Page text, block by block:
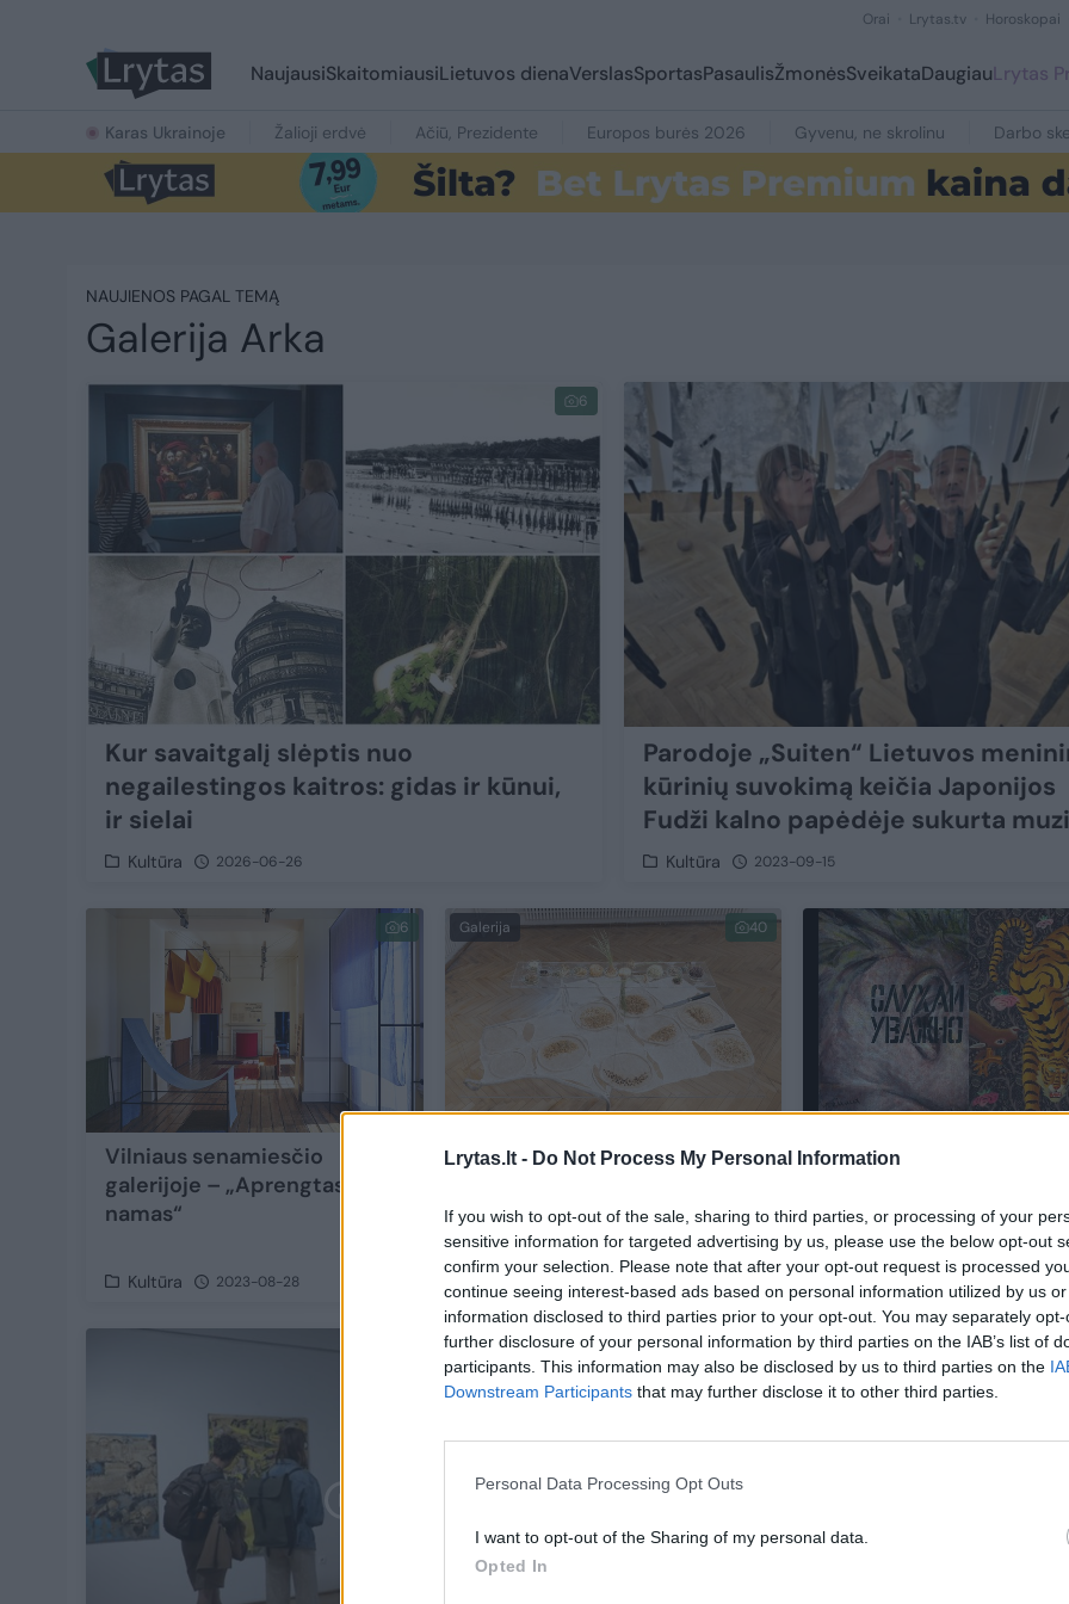
Lrytas.lt - Do Not Process My Personal Information
If you wish to opt-out of the sale, sharing to third parties, or processing of your
sensitive information for targeted advertising by us, please use the below opt-out
confirm your selection. Please note that after your opt-out request is processed
continue seeing interest-based ads based on personal information utilized by us
information disclosed to third parties prior to your opt-out. You may separately
further disclosure of your personal information by third parties on the IAB’s list of
participants. This information may also be disclosed by us to third parties on the
Downstream Participants that may further disclose it to other third parties.
Personal Data Processing Opt Outs
I want to opt-out of the Sharing of my personal data.
Opted In
Orai Lrytas.tv Horoskopai
NaujausiSkaitomiausiLietuvos dienaVerslasSportasPasaulisŽmonėsSveikataDaugiauLrytas
Karas Ukrainoje Žalioji erdvė Ačiū, Prezidente Europos burės 2026 Gyvenu, ne skrolinu Darbo
NAUJIENOS PAGAL TEMĄ
Galerija Arka
6
Kur savaitgalį slėptis nuo
negailestingos kaitros: gidas ir kūnui,
ir sielai
Kultūra 2026-06-26
Parodoje „Suiten“ Lietuvos
kūrinių suvokimą keičia Japonijos
Fudži kalno papėdėje sukurta
Kultūra 2023-09-15
6
Vilniaus senamiesčio
galerijoje – „Aprengtas
namas“
Kultūra 2023-08-28
Galerija 40
Kviečia pasižvalgyti: 10-oji
bienalė ir ją lydinti paroda
„Sujungti iš naujo“
Kultūra 2022-09-16
Ukrainiečių „Erdvės“ –
karą, iš kur tokie
pranašystės
Kultūra 2022-07-04